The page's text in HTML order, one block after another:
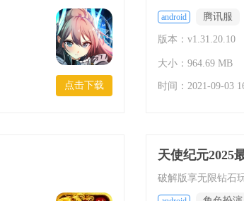
点击下载
android 腾讯服
版本：v1.31.20.10
大小：964.69 MB
时间：2021-09-03
天使纪元2025
破解版享无限钻石